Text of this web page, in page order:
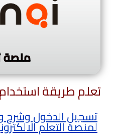
منصة
تعلم طريقة
تسجيل الدخول وشرح
لمنصة التعلم